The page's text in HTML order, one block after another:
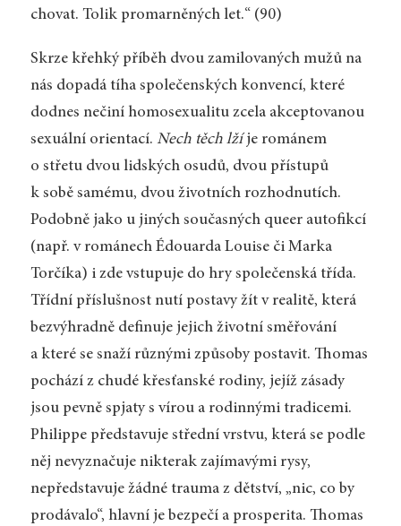
chovat. Tolik promarněných let.“ (90)
Skrze křehký příběh dvou zamilovaných mužů na
nás dopadá tíha společenských konvencí, které
dodnes nečiní homosexualitu zcela akceptovanou
sexuální orientací. Nech těch lžíje románem
o střetu dvou lidských osudů, dvou přístupů
k sobě samému, dvou životních rozhodnutích.
Podobně jako u jiných současných queer autofikcí
(např. v románech Édouarda Louise či Marka
Torčíka) i zde vstupuje do hry společenská třída.
Třídní příslušnost nutí postavy žít v rea­litě, která
bezvýhradně definuje jejich životní směřování
a které se snaží různými způsoby postavit. Thomas
pochází z chudé křesťanské rodiny, jejíž zásady
jsou pevně spjaty s vírou a rodinnými tradicemi.
Philippe představuje střední vrstvu, která se podle
něj nevyznačuje nikterak zajímavými rysy,
nepředstavuje žádné trauma z dětství, „nic, co by
prodávalo“, hlavní je bezpečí a prosperita. Thomas